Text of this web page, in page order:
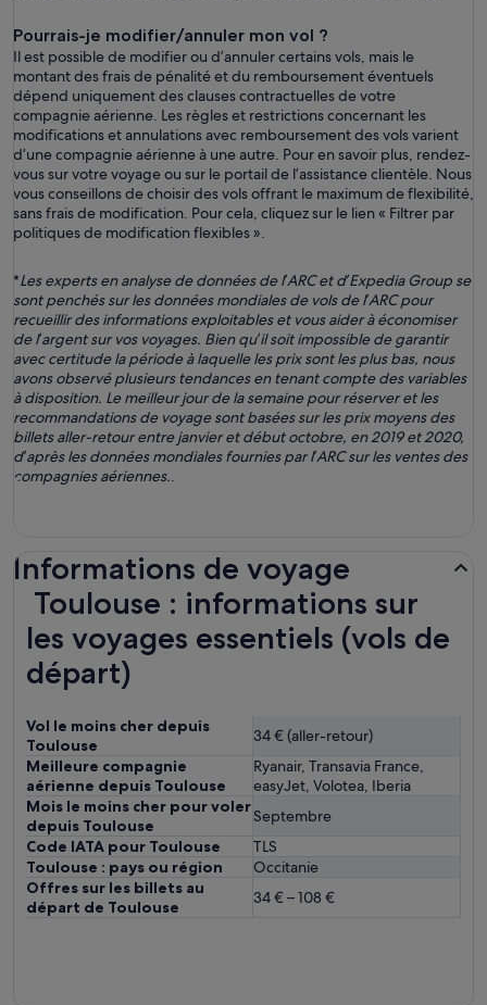
Pourrais-je modifier/annuler mon vol ?
Il est possible de modifier ou d’annuler certains vols, mais le
montant des frais de pénalité et du remboursement éventuels
dépend uniquement des clauses contractuelles de votre
compagnie aérienne. Les règles et restrictions concernant les
modifications et annulations avec remboursement des vols varient
d’une compagnie aérienne à une autre. Pour en savoir plus, rendez-
vous sur votre voyage ou sur le portail de l’assistance clientèle. Nous
vous conseillons de choisir des vols offrant le maximum de flexibilité,
sans frais de modification. Pour cela, cliquez sur le lien « Filtrer par
politiques de modification flexibles ».
*Les experts en analyse de données de l’ARC et d’Expedia Group se
sont penchés sur les données mondiales de vols de l’ARC pour
recueillir des informations exploitables et vous aider à économiser
de l’argent sur vos voyages. Bien qu’il soit impossible de garantir
avec certitude la période à laquelle les prix sont les plus bas, nous
avons observé plusieurs tendances en tenant compte des variables
à disposition. Le meilleur jour de la semaine pour réserver et les
recommandations de voyage sont basées sur les prix moyens des
billets aller-retour entre janvier et début octobre, en 2019 et 2020,
d’après les données mondiales fournies par l’ARC sur les ventes des
compagnies aériennes..
Informations de voyage
Toulouse : informations sur
les voyages essentiels (vols de
départ)
Vol le moins cher depuis
Toulouse
34 € (aller-retour)
Meilleure compagnie
aérienne depuis Toulouse
Ryanair, Transavia France,
easyJet, Volotea, Iberia
Mois le moins cher pour voler
depuis Toulouse
Septembre
Code IATA pour Toulouse
TLS
Toulouse : pays ou région
Occitanie
Offres sur les billets au
départ de Toulouse
34 € – 108 €